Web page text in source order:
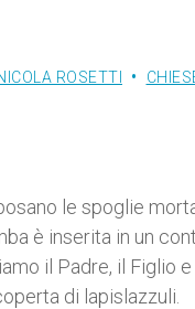
ROSETTI
le spoglie
è inserita in un
il Padre, il Figlio
di lapislazzuli.